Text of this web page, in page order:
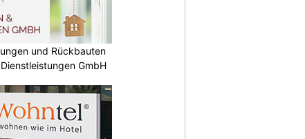
und Rückbauten
GmbH